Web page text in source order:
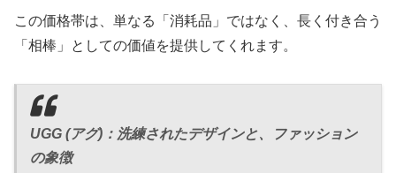
この価格帯は、単なる「消耗品」ではなく、長く付き合う
「相棒」としての価値を提供してくれます。
UGG (アグ)：洗練されたデザインと、ファッション
の象徴